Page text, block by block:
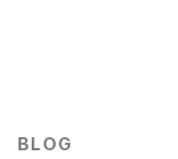
BLOG